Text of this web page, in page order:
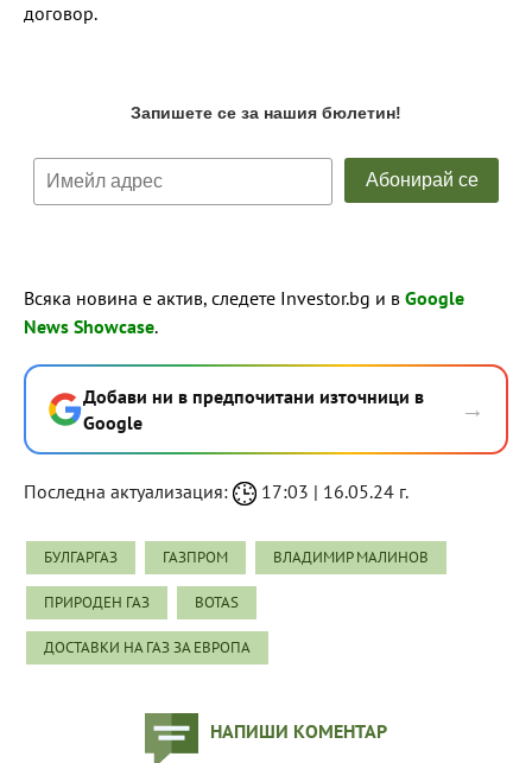
договор.
Всяка новина е актив, следете Investor.bg и в Google
News Showcase.
Добави ни в предпочитани източници в
Google
→
Последна актуализация: 17:03 | 16.05.24 г.
БУЛГАРГАЗ ГАЗПРОМ ВЛАДИМИР МАЛИНОВ
ПРИРОДЕН ГАЗ BOTAS
ДОСТАВКИ НА ГАЗ ЗА ЕВРОПА
НАПИШИ КОМЕНТАР